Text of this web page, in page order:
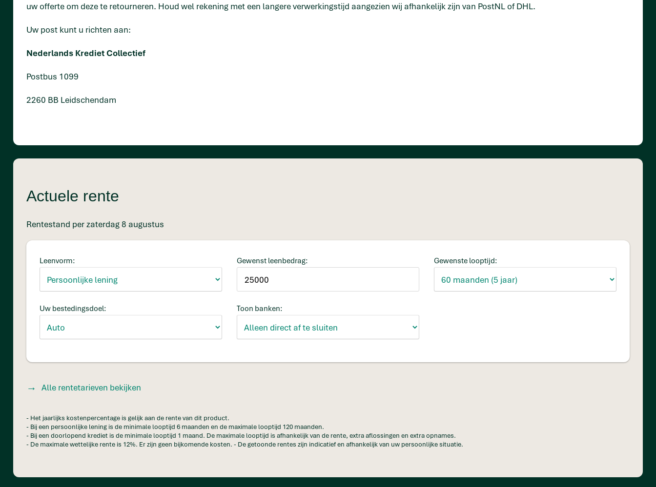
uw offerte om deze te retourneren. Houd wel rekening met een langere verwerkingstijd aangezien wij afhankelijk zijn van PostNL of DHL.
Uw post kunt u richten aan:
Nederlands Krediet Collectief
Postbus 1099
2260 BB Leidschendam
Actuele rente
Rentestand per zaterdag 8 augustus
Leenvorm: Gewenst leenbedrag: Gewenste looptijd:
Uw bestedingsdoel: Toon banken:
Alle rentetarieven bekijken
- Het jaarlijks kostenpercentage is gelijk aan de rente van dit product.
- Bij een persoonlijke lening is de minimale looptijd 6 maanden en de maximale looptijd 120 maanden.
- Bij een doorlopend krediet is de minimale looptijd 1 maand. De maximale looptijd is afhankelijk van de rente, extra aflossingen en extra opnames.
- De maximale wettelijke rente is 12%. Er zijn geen bijkomende kosten. - De getoonde rentes zijn indicatief en afhankelijk van uw persoonlijke situatie.